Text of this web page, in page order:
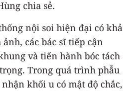
chia sẻ.
nội soi hiện đại có khả
các bác sĩ tiếp cận
và tiến hành bóc tách
Trong quá trình phẫu
khối u có mật độ chắc,